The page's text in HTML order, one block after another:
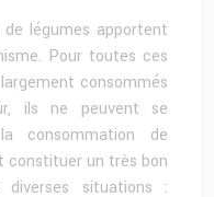
légumes apportent
Pour toutes ces
consommés
ils ne peuvent se
consommation de
constituer un très bon
diverses situations :